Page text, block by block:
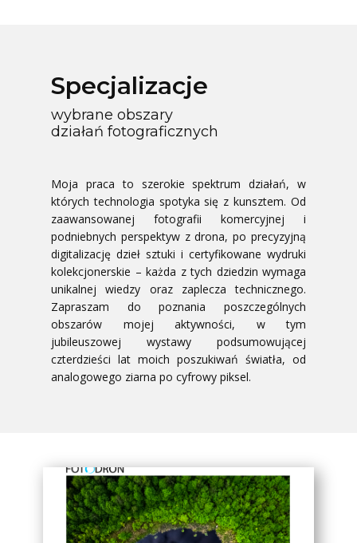
Specjalizacje
wybrane obszary
działań fotograficznych
Moja praca to szerokie spektrum działań, w
których technologia spotyka się z kunsztem. Od
zaawansowanej fotografii komercyjnej i
podniebnych perspektyw z drona, po precyzyjną
digitalizację dzieł sztuki i certyfikowane wydruki
kolekcjonerskie – każda z tych dziedzin wymaga
unikalnej wiedzy oraz zaplecza technicznego.
Zapraszam do poznania poszczególnych
obszarów mojej aktywności, w tym
jubileuszowej wystawy podsumowującej
czterdzieści lat moich poszukiwań światła, od
analogowego ziarna po cyfrowy piksel.